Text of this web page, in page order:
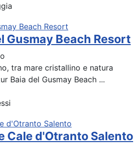
Gusmay Beach Resort
tra mare cristallino e natura
Baia del Gusmay Beach ...
Cale d'Otranto Salento